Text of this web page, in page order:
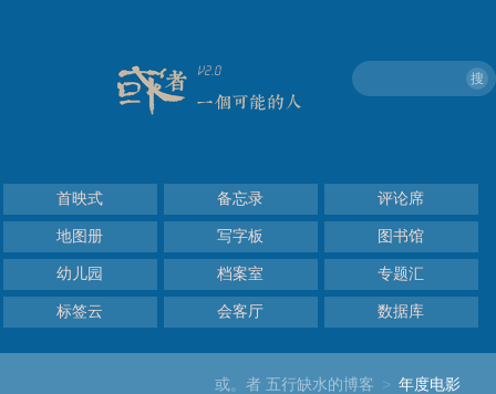
搜
首映式 备忘录 评论席
地图册 写字板 图书馆
幼儿园 档案室 专题汇
标签云 会客厅 数据库
或。者 五行缺水的博客 > 年度电影